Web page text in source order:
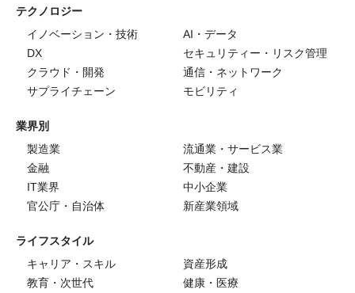
テクノロジー
イノベーション・技術
AI・データ
DX
セキュリティー・リスク管理
クラウド・開発
通信・ネットワーク
サプライチェーン
モビリティ
業界別
製造業
流通業・サービス業
金融
不動産・建設
IT業界
中小企業
官公庁・自治体
新産業領域
ライフスタイル
キャリア・スキル
資産形成
教育・次世代
健康・医療